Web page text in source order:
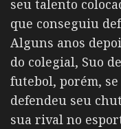
seu talento
que conseguiu
Alguns anos
do colegial, Suo
futebol, porém,
defendeu seu
sua rival no